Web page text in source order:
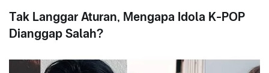
Tak Langgar Aturan, Mengapa Idola K-POP
Dianggap Salah?